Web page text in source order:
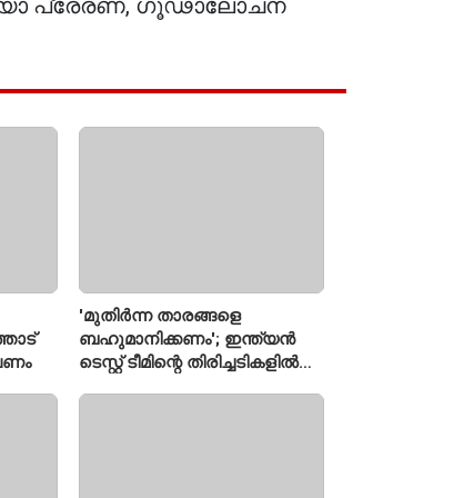
പ്രേരണ, ഗൂഢാലോചന
'മുതിർന്ന താരങ്ങളെ
ബഹുമാനിക്കണം'; ഇന്ത്യൻ
ടെസ്റ്റ് ടീമിന്റെ തിരിച്ചടികളിൽ